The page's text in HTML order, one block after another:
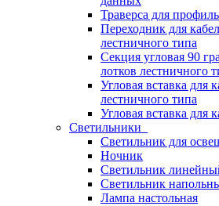
Траверса для
Переходник для
лестничного типа
Секция угловая 90
лотков лестничного
Угловая вставка для
лестничного типа
Угловая вставка для
Светильники
Светильник для
Ночник
Светильник
Светильник
Лампа настольная